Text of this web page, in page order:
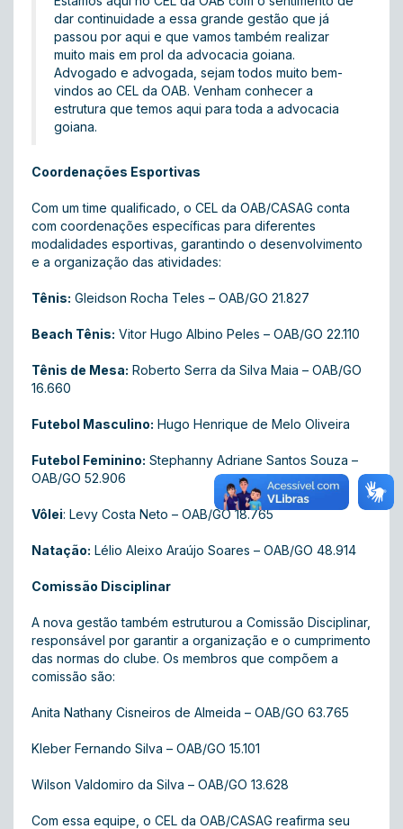
dar continuidade a essa grande gestão que já
passou por aqui e que vamos também realizar
muito mais em prol da advocacia goiana.
Advogado e advogada, sejam todos muito bem-
vindos ao CEL da OAB. Venham conhecer a
estrutura que temos aqui para toda a advocacia
goiana.
Coordenações Esportivas
Com um time qualificado, o CEL da OAB/CASAG conta
com coordenações específicas para diferentes
modalidades esportivas, garantindo o desenvolvimento
e a organização das atividades:
Tênis: Gleidson Rocha Teles – OAB/GO 21.827
Beach Tênis: Vitor Hugo Albino Peles – OAB/GO 22.110
Tênis de Mesa: Roberto Serra da Silva Maia – OAB/GO
16.660
Futebol Masculino: Hugo Henrique de Melo Oliveira
Futebol Feminino: Stephanny Adriane Santos Souza –
OAB/GO 52.906
Vôlei: Levy Costa Neto – OAB/GO 18.765
Natação: Lélio Aleixo Araújo Soares – OAB/GO 48.914
Comissão Disciplinar
A nova gestão também estruturou a Comissão Disciplinar,
responsável por garantir a organização e o cumprimento
das normas do clube. Os membros que compõem a
comissão são:
Anita Nathany Cisneiros de Almeida – OAB/GO 63.765
Kleber Fernando Silva – OAB/GO 15.101
Wilson Valdomiro da Silva – OAB/GO 13.628
Com essa equipe, o CEL da OAB/CASAG reafirma seu